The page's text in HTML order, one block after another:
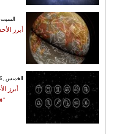
GMT 02:35 2025 السبت ,16 آب / أغسطس
أبرز
GMT 02:26 2025 الخميس ,16 تشرين الأول / أكتوبر
أبرز